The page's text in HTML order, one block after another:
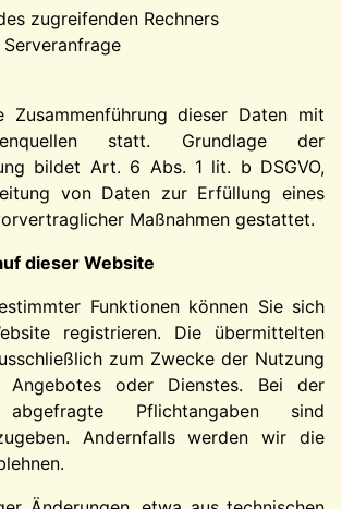
zugreifenden Rechners
Zusammenführung dieser Daten mit
statt. Grundlage der
bildet Art. 6 Abs. 1 lit. b DSGVO,
von Daten zur Erfüllung eines
Maßnahmen gestattet.
dieser Website
Funktionen können Sie sich
registrieren. Die übermittelten
zum Zwecke der Nutzung
Angebotes oder Dienstes. Bei der
abgefragte Pflichtangaben sind
Andernfalls werden wir die